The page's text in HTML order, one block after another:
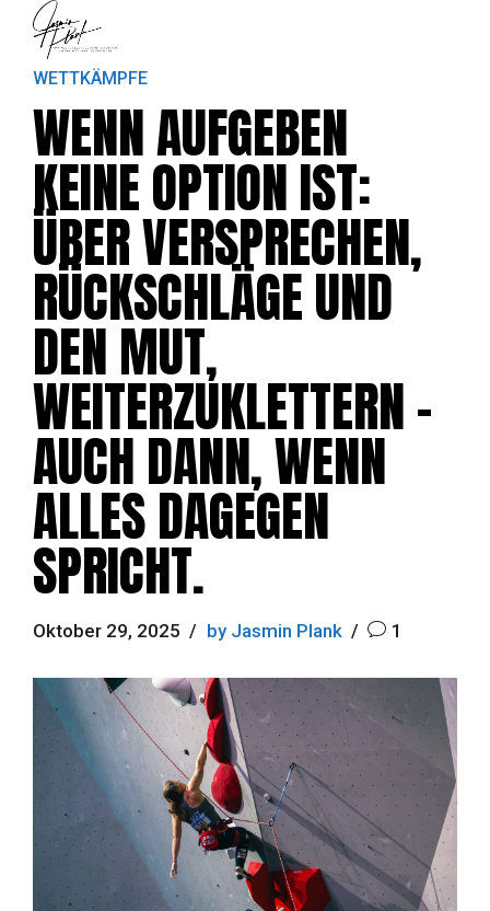
WETTKÄMPFE
WENN AUFGEBEN
KEINE OPTION IST:
ÜBER VERSPRECHEN,
RÜCKSCHLÄGE UND
DEN MUT,
WEITERZUKLETTERN –
AUCH DANN, WENN
ALLES DAGEGEN
SPRICHT.
Oktober 29, 2025 by Jasmin Plank 1